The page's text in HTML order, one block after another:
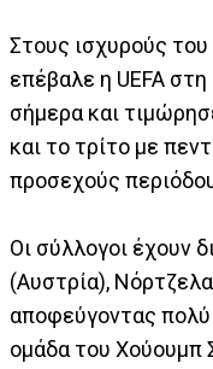
Στους ισχυρούς
επέβαλε η UEFA
σήμερα και
και το τρίτο με
προσεχούς
Οι σύλλογοι έχουν
(Αυστρία),
αποφεύγοντας πολύ
ομάδα του Χούουμπ